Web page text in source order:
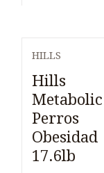
HILLS
Hills
Metabolic
Perros
Obesidad
17.6lb